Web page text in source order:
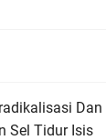
Sel Tidur Isis